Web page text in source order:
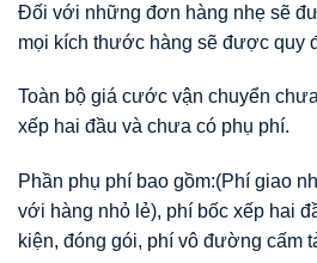
Đối với những đơn hàng nhẹ sẽ
mọi kích thước hàng sẽ được quy
Toàn bộ giá cước vận chuyển
xếp hai đầu và chưa có phụ phí.
Phần phụ phí bao gồm:(Phí giao
với hàng nhỏ lẻ), phí bốc xếp hai
kiện, đóng gói, phí vô đường cấm